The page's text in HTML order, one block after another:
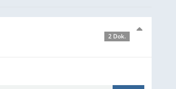
2 Dok.